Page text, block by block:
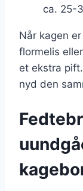
ca. 25-
Når kagen
flormelis
et ekstra
nyd den